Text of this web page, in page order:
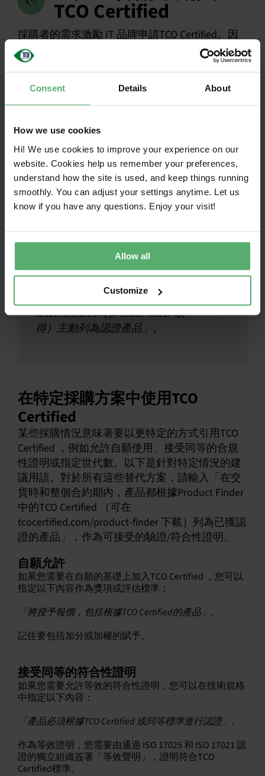
Consent Details About
How we use cookies
Hi! We use cookies to improve your experience on our
website. Cookies help us remember your preferences,
understand how the site is used, and keep things running
smoothly. You can adjust your settings anytime. Let us
know if you have any questions. Enjoy your visit!
Allow all
Customize
TCO Certified
採購者的需求激勵 IT 品牌申請TCO Certified。因
此，將TCO Certified 採購是產業進步的強大動
力，可確保認證產品的可用性。根據您的組織類
同方式要求TCO Certified 。
引述TCO Certified建議語
言
技術規格
「產品根據TCO Certified 進行認
證」。
接受的驗證/合規證明
「在交貨時及整個合約期間，產品會
依據TCO Certified inProduct
tcocertified.com/product-finder 取
得）主動列為認證產品」。
在特定採購方案中使用TCO
Certified
某些採購情況意味著要以更特定的方式引用TCO
Certified ，例如允許自願使用、接受同等的合規
性證明或指定世代數。以下是針對特定情況的建
議用語。對於所有這些替代方案，請輸入「在交
貨時和整個合約期內，產品都根據Product Finder
中的TCO Certified （可在
tcocertified.com/product-finder 下載）列為已獲認
證的產品」，作為可接受的驗證/符合性證明。
自願允許
如果您需要在自願的基礎上加入TCO Certified ，您可以
指定以下內容作為獎項或評估標準：
「將授予報價，包括根據TCO Certified的產品」。
記住要包括加分或加權的賦予。
接受同等的符合性證明
如果您需要允許等效的符合性證明，您可以在技術規格
中指定以下內容：
「產品必須根據TCO Certified 或同等標準進行認證」。
作為等效證明，您需要由通過 ISO 17025 和 ISO 17021 認
證的獨立組織簽署「等效聲明」，證明符合TCO
Certified標準。